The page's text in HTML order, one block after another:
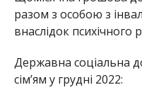
разом з особою з
внаслідок психічного
Державна соціальна
сім’ям у грудні 2022: